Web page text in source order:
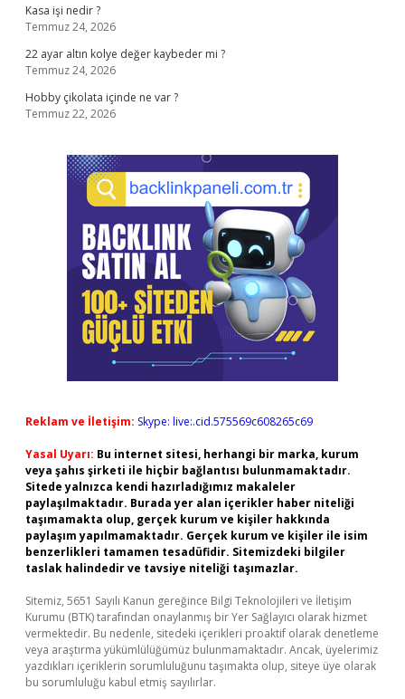
Kasa işi nedir ?
Temmuz 24, 2026
22 ayar altın kolye değer kaybeder mi ?
Temmuz 24, 2026
Hobby çikolata içinde ne var ?
Temmuz 22, 2026
Reklam ve İletişim: Skype: live:.cid.575569c608265c69
Yasal Uyarı: Bu internet sitesi, herhangi bir marka, kurum
veya şahıs şirketi ile hiçbir bağlantısı bulunmamaktadır.
Sitede yalnızca kendi hazırladığımız makaleler
paylaşılmaktadır. Burada yer alan içerikler haber niteliği
taşımamakta olup, gerçek kurum ve kişiler hakkında
paylaşım yapılmamaktadır. Gerçek kurum ve kişiler ile isim
benzerlikleri tamamen tesadüfidir. Sitemizdeki bilgiler
taslak halindedir ve tavsiye niteliği taşımazlar.
Sitemiz, 5651 Sayılı Kanun gereğince Bilgi Teknolojileri ve İletişim
Kurumu (BTK) tarafından onaylanmış bir Yer Sağlayıcı olarak hizmet
vermektedir. Bu nedenle, sitedeki içerikleri proaktif olarak denetleme
veya araştırma yükümlülüğümüz bulunmamaktadır. Ancak, üyelerimiz
yazdıkları içeriklerin sorumluluğunu taşımakta olup, siteye üye olarak
bu sorumluluğu kabul etmiş sayılırlar.